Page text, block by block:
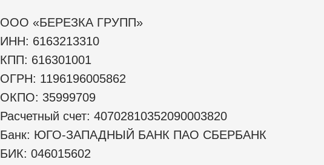
ООО «БЕРЕЗКА ГРУПП»
ИНН: 6163213310
КПП: 616301001
ОГРН: 1196196005862
ОКПО: 35999709
Расчетный счет: 40702810352090003820
Банк: ЮГО-ЗАПАДНЫЙ БАНК ПАО СБЕРБАНК
БИК: 046015602